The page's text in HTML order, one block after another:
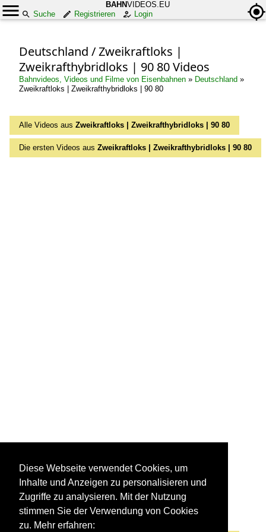
BAHNVIDEOS.EU
Suche
Registrieren Login
Deutschland / Zweikraftloks |
Zweikrafthybridloks | 90 80 Videos
Bahnvideos, Videos und Filme von Eisenbahnen » Deutschland »
Zweikraftloks | Zweikrafthybridloks | 90 80
Alle Videos aus Zweikraftloks | Zweikrafthybridloks | 90 80
Die ersten Videos aus Zweikraftloks | Zweikrafthybridloks | 90 80
·Eurodual·
Diese Webseite verwendet Cookies, um
Inhalte und Anzeigen zu personalisieren und
Zugriffe zu analysieren. Mit der Nutzung
stimmen Sie der Verwendung von Cookies
zu. Mehr erfahren: